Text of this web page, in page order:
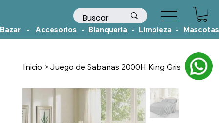
Bazar    -    Accesorios   -   Blanqueria   -   Limpieza   -
Inicio > Juego de Sabanas 2000H King Gris